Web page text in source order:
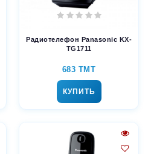
Радиотелефон Panasonic KX-
TG1711
683 TMT
КУПИТЬ